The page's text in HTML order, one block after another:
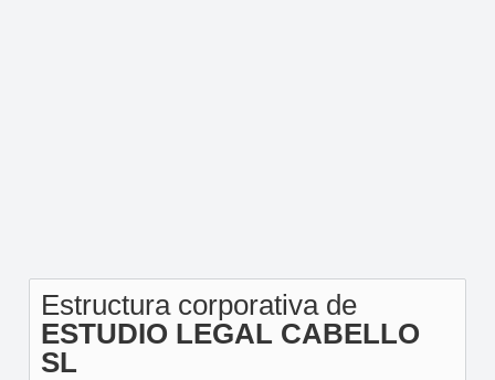
Estructura corporativa de
ESTUDIO LEGAL CABELLO
SL